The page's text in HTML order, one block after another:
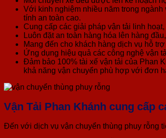
Với kinh nghiệm nhiều năm trong
tính an toàn cao.
Cung cấp các giải pháp vận tải linh
Luôn đặt an toàn hàng hóa lên hàng
Mang đến cho khách hàng dịch vụ hỗ
Ứng dụng hiệu quả các công nghệ vận
Đảm bảo 100% tài xế vận tải của Phan
khả năng vận chuyển phù hợp với đơn
Vận Tải Phan Khánh cung cấp
Đến với dịch vụ vận chuyển thùng phuy rỗng